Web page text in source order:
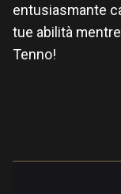
entusiasmante
tue abilità
Tenno!